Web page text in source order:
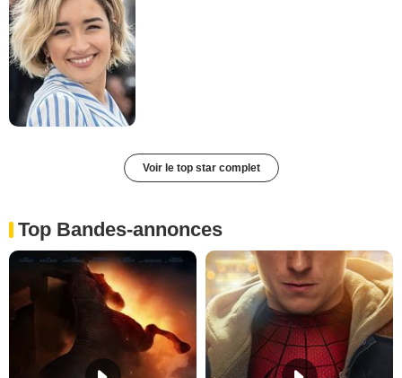
Voir le top star complet
Top Bandes-annonces